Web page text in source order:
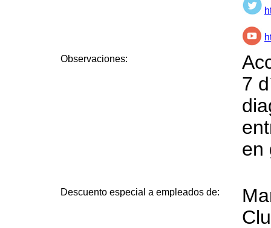
Observaciones:
7
en
Descuento especial a empleados de: